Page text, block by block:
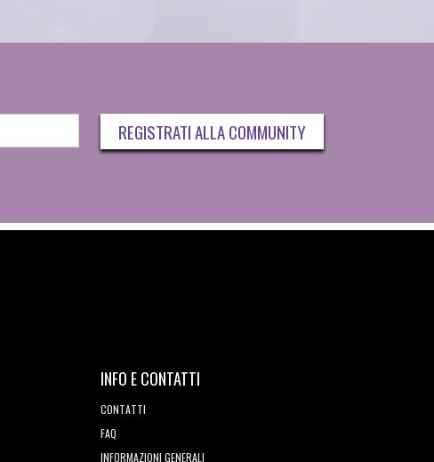
REGISTRATI ALLA COMMUNITY
INFO E CONTATTI
CONTATTI
FAQ
INFORMAZIONI GENERALI